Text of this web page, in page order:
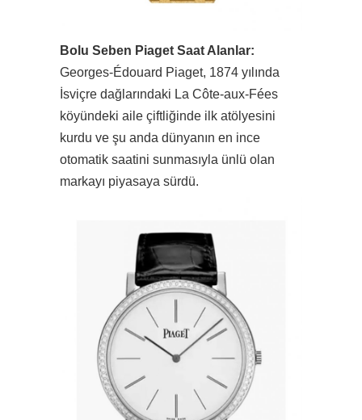
Bolu Seben Piaget Saat Alanlar:
Georges-Édouard Piaget, 1874 yılında
İsviçre dağlarındaki La Côte-aux-Fées
köyündeki aile çiftliğinde ilk atölyesini
kurdu ve şu anda dünyanın en ince
otomatik saatini sunmasıyla ünlü olan
markayı piyasaya sürdü.